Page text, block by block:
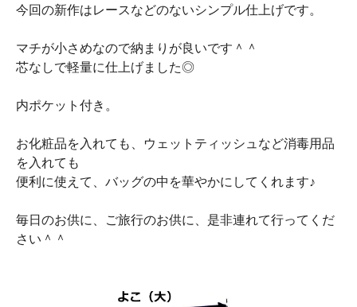
今回の新作はレースなどのないシンプル仕上げです。
マチが小さめなので納まりが良いです＾＾
芯なしで軽量に仕上げました◎
内ポケット付き。
お化粧品を入れても、ウェットティッシュなど消毒用品
を入れても
便利に使えて、バッグの中を華やかにしてくれます♪
毎日のお供に、ご旅行のお供に、是非連れて行ってくだ
さい＾＾